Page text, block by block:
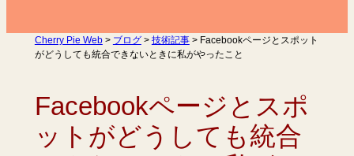
Cherry Pie Web> ブログ> 技術記事> Facebookページとスポット
がどうしても統合できないときに私がやったこと
Facebookページとスポ
ットがどうしても統合